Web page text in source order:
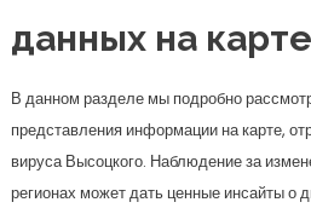
данных на карте
В данном разделе мы подробно
представления информации на карте,
вируса Высоцкого. Наблюдение за
регионах может дать ценные инсайты о